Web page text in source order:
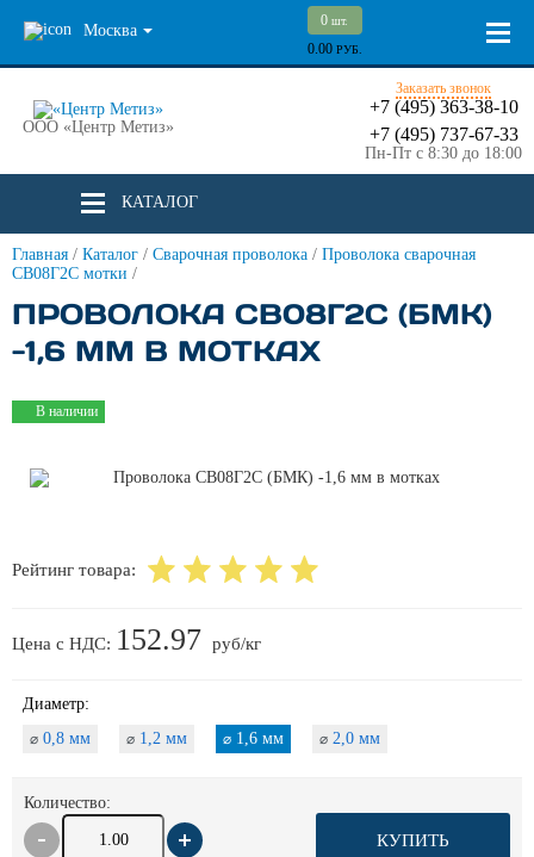
Москва
0 шт.
0.00 РУБ.
ООО «Центр Метиз»
Заказать звонок
+7 (495) 363-38-10
+7 (495) 737-67-33
Пн-Пт с 8:30 до 18:00
КАТАЛОГ
Главная / Каталог / Сварочная проволока / Проволока сварочная
СВ08Г2С мотки /
ПРОВОЛОКА СВ08Г2С (БМК)
-1,6 ММ В МОТКАХ
В наличии
Рейтинг товара:
Цена с НДС: 152.97 руб/кг
Диаметр:
⌀ 0,8 мм ⌀ 1,2 мм ⌀ 1,6 мм ⌀ 2,0 мм
Количество:
КУПИТЬ